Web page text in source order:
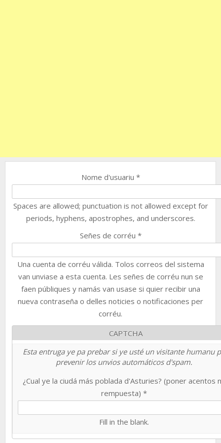
Nome d'usuariu *
Spaces are allowed; punctuation is not allowed except for
periods, hyphens, apostrophes, and underscores.
Señes de corréu *
Una cuenta de corréu válida. Tolos correos del sistema
van unviase a esta cuenta. Les señes de corréu nun se
faen públiques y namás van usase si quier recibir una
nueva contraseña o delles noticies o notificaciones per
corréu.
CAPTCHA
Esta entruga ye pa prebar si ye usté un visitante humanu
prevenir los unvios automáticos d'spam.
¿Cual ye la ciudá más poblada d'Asturies? (poner acentos
rempuesta) *
Fill in the blank.